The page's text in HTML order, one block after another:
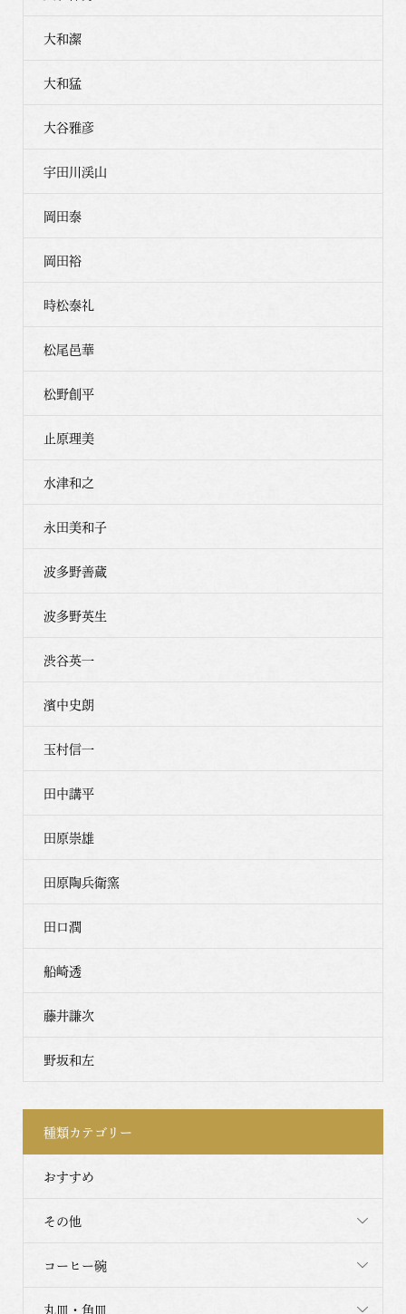
大和潔
大和猛
大谷雅彦
宇田川渓山
岡田泰
岡田裕
時松泰礼
松尾邑華
松野創平
止原理美
水津和之
永田美和子
波多野善蔵
波多野英生
渋谷英一
濱中史朗
玉村信一
田中講平
田原崇雄
田原陶兵衛窯
田口潤
船崎透
藤井謙次
野坂和左
種類カテゴリー
おすすめ
その他
コーヒー碗
丸皿・角皿